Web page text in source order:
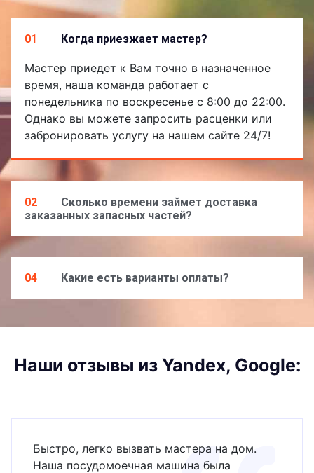
01 Когда приезжает мастер?
Мастер приедет к Вам точно в назначенное
время, наша команда работает с
понедельника по воскресенье с 8:00 до 22:00.
Однако вы можете запросить расценки или
забронировать услугу на нашем сайте 24/7!
02
Сколько времени займет доставка
заказанных запасных частей?
04 Какие есть варианты оплаты?
Наши отзывы из Yandex, Google:
Быстро, легко вызвать мастера на дом.
Наша посудомоечная машина была